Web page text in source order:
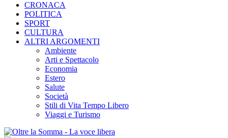
CRONACA
POLITICA
SPORT
CULTURA
ALTRI ARGOMENTI
Ambiente
Arti e Spettacolo
Economia
Estero
Salute
Società
Stili di Vita Tempo Libero
Viaggi e Turismo